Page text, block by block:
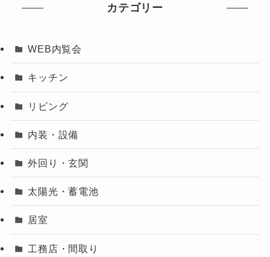
カテゴリー
WEB内覧会
キッチン
リビング
内装・設備
外回り・玄関
太陽光・蓄電池
居室
工務店・間取り